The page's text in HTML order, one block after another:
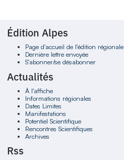
Édition Alpes
Page d'accueil de l'édition régionale
Dernière lettre envoyée
S'abonner/se désabonner
Actualités
À l'affiche
Informations régionales
Dates Limites
Manifestations
Potentiel Scientifique
Rencontres Scientifiques
Archives
Rss